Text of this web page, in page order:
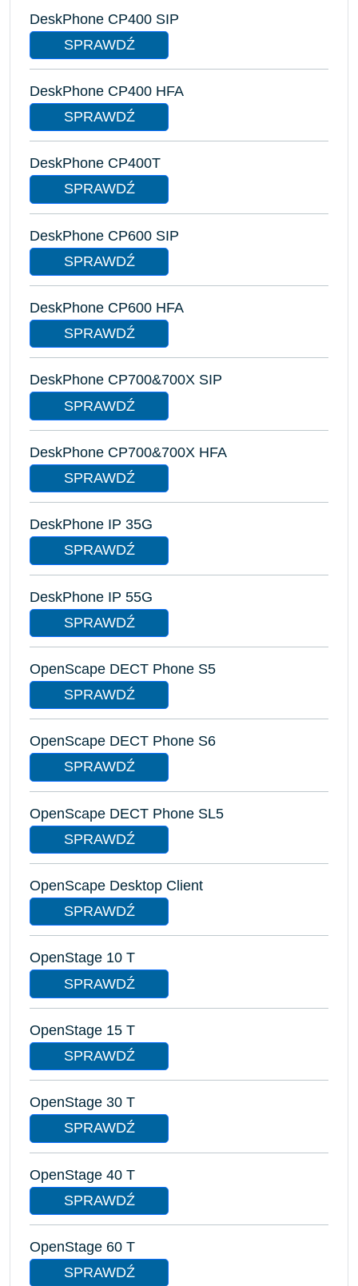
DeskPhone CP400 SIP
SPRAWDŹ
DeskPhone CP400 HFA
SPRAWDŹ
DeskPhone CP400T
SPRAWDŹ
DeskPhone CP600 SIP
SPRAWDŹ
DeskPhone CP600 HFA
SPRAWDŹ
DeskPhone CP700&700X SIP
SPRAWDŹ
DeskPhone CP700&700X HFA
SPRAWDŹ
DeskPhone IP 35G
SPRAWDŹ
DeskPhone IP 55G
SPRAWDŹ
OpenScape DECT Phone S5
SPRAWDŹ
OpenScape DECT Phone S6
SPRAWDŹ
OpenScape DECT Phone SL5
SPRAWDŹ
OpenScape Desktop Client
SPRAWDŹ
OpenStage 10 T
SPRAWDŹ
OpenStage 15 T
SPRAWDŹ
OpenStage 30 T
SPRAWDŹ
OpenStage 40 T
SPRAWDŹ
OpenStage 60 T
SPRAWDŹ